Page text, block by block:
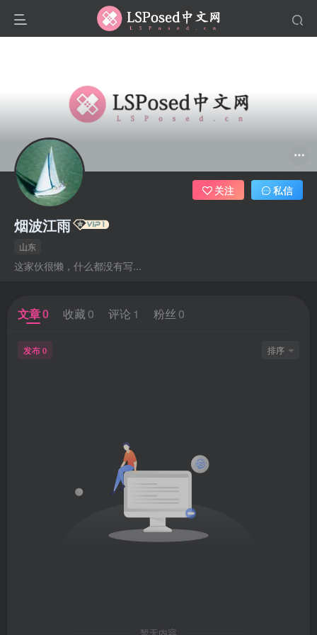
烟波江雨
山东
这家伙很懒，什么都没有写...
关注 私信
文章0 收藏 0 评论 1 粉丝 0
发布 0 排序